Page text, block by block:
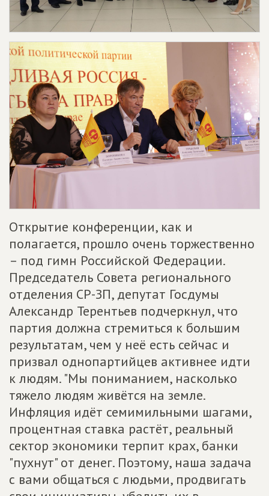
Открытие конференции, как и
полагается, прошло очень торжественно
– под гимн Российской Федерации.
Председатель Совета регионального
отделения СР-ЗП, депутат Госдумы
Александр Терентьев подчеркнул, что
партия должна стремиться к большим
результатам, чем у неё есть сейчас и
призвал однопартийцев активнее идти
к людям. "Мы пониманием, насколько
тяжело людям живётся на земле.
Инфляция идёт семимильными шагами,
процентная ставка растёт, реальный
сектор экономики терпит крах, банки
"пухнут" от денег. Поэтому, наша задача
с вами общаться с людьми, продвигать